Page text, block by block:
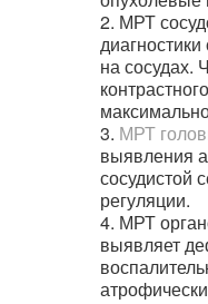
2. МРТ
на сосудах.
3. МРТ
выявления
сосудистой
регуляции.
4. МРТ
выявляет